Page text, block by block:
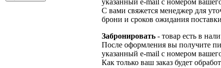
С вами свяжется менеджер для
брони и сроков ожидания
Забронировать - товар есть в
После оформления вы получите
указанный e-mail с номером
Как только ваш заказ будет